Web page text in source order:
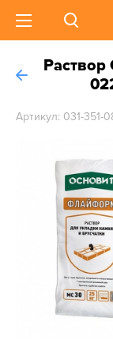
Артикул: 031-351-